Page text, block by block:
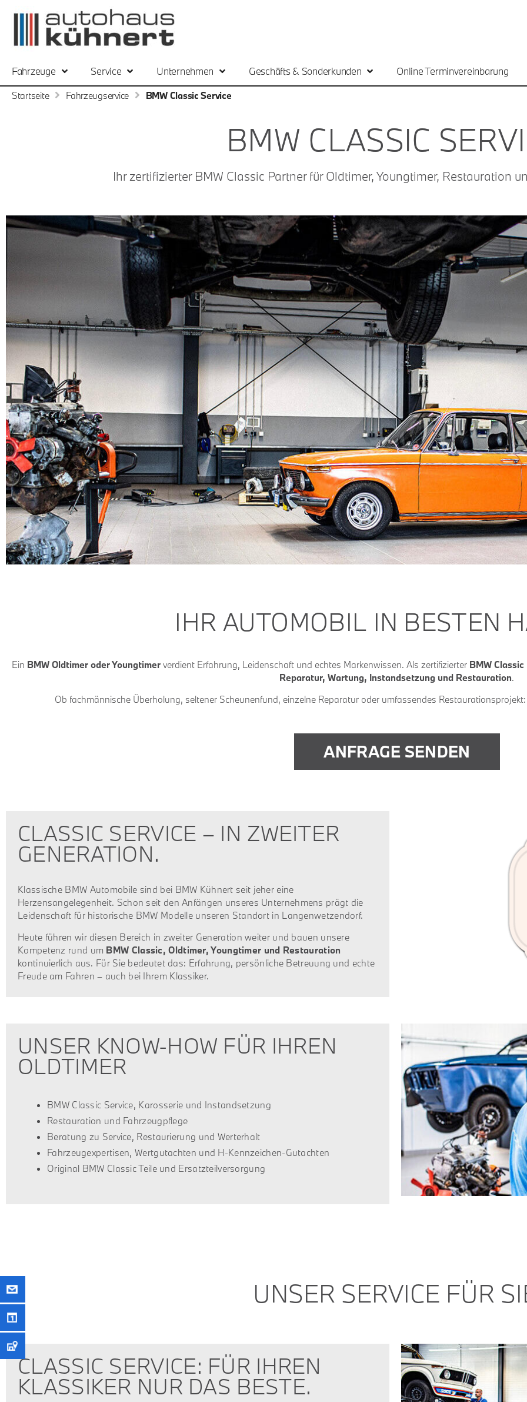
Fahrzeuge Service Unternehmen Geschäfts & Sonderkunden Online Terminvereinbarung
Startseite Fahrzeugservice BMW Classic Service
BMW CLASSIC
Ihr zertifizierter BMW Classic Partner für Oldtimer, Youngtimer, Restauration
IHR AUTOMOBIL IN BESTEN
Ein BMW Oldtimer oder Youngtimerverdient Erfahrung, Leidenschaft und echtes Markenwissen. Als zertifizierter BMW
Reparatur, Wartung, Instandsetzung und Restauration.
Ob fachmännische Überholung, seltener Scheunenfund, einzelne Reparatur oder umfassendes
ANFRAGE SENDEN
CLASSIC SERVICE – IN ZWEITER
GENERATION.
Klassische BMW Automobile sind bei BMW Kühnert seit jeher eine
Herzensangelegenheit. Schon seit den Anfängen unseres Unternehmens prägt die
Leidenschaft für historische BMW Modelle unseren Standort in Langenwetzendorf.
Heute führen wir diesen Bereich in zweiter Generation weiter und bauen unsere
Kompetenz rund um BMW Classic, Oldtimer, Youngtimer und Restauration
kontinuierlich aus. Für Sie bedeutet das: Erfahrung, persönliche Betreuung und echte
Freude am Fahren – auch bei Ihrem Klassiker.
UNSER KNOW-HOW FÜR IHREN
OLDTIMER
BMW Classic Service, Karosserie und Instandsetzung
Restauration und Fahrzeugpflege
Beratung zu Service, Restaurierung und Werterhalt
Fahrzeugexpertisen, Wertgutachten und H-Kennzeichen-Gutachten
Original BMW Classic Teile und Ersatzteilversorgung
UNSER SERVICE FÜR
CLASSIC SERVICE: FÜR IHREN
KLASSIKER NUR DAS BESTE.